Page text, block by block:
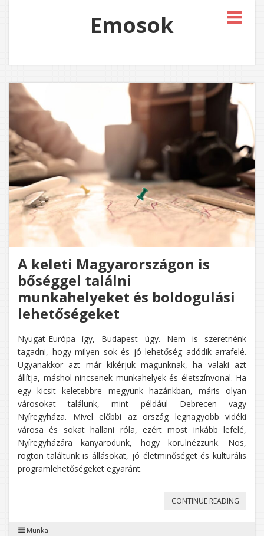
Emosok
A keleti Magyarországon is
bőséggel találni
munkahelyeket és boldogulási
lehetőségeket
Nyugat-Európa így, Budapest úgy. Nem is szeretnénk
tagadni, hogy milyen sok és jó lehetőség adódik arrafelé.
Ugyanakkor azt már kikérjük magunknak, ha valaki azt
állítja, máshol nincsenek munkahelyek és életszínvonal. Ha
egy kicsit keletebbre megyünk hazánkban, máris olyan
városokat találunk, mint például Debrecen vagy
Nyíregyháza. Mivel előbbi az ország legnagyobb vidéki
városa és sokat hallani róla, ezért most inkább lefelé,
Nyíregyházára kanyarodunk, hogy körülnézzünk. Nos,
rögtön találtunk is állásokat, jó életminőséget és kulturális
programlehetőségeket egyaránt.
CONTINUE READING
Munka